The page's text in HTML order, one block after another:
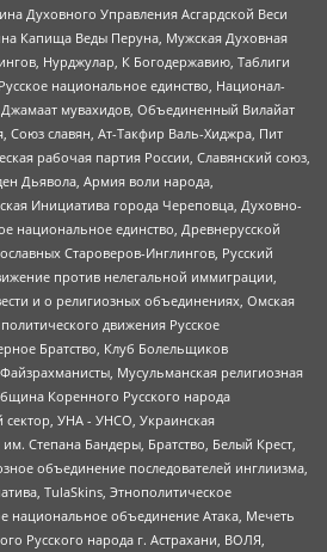
Духовного Управления Асгардской Веси
Капища Веды Перуна, Мужская Духовная
Нурджулар, К Богодержавию, Таблиги
национальное единство, Национал-
мувахидов, Объединенный Вилайат
Союз славян, Ат-Такфир Валь-Хиджра, Пит
рабочая партия России, Славянский союз,
Дьявола, Армия воли народа,
Инициатива города Череповца, Духовно-
национальное единство, Древнерусской
Староверов-Инглингов, Русский
против нелегальной иммиграции,
и о религиозных объединениях, Омская
движения Русское
Братство, Клуб Болельщиков
Мусульманская религиозная
Коренного Русского народа
УНА - УНСО, Украинская
Степана Бандеры, Братство, Белый Крест,
объединение последователей инглиизма,
TulaSkins, Этнополитическое
национальное объединение Атака, Мечеть
Русского народа г. Астрахани, ВОЛЯ,